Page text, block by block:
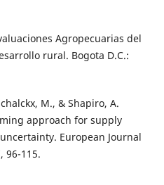
Agropecuarias del
rural. Bogota D.C.:
M., & Shapiro, A.
approach for supply
European Journal
96-115.